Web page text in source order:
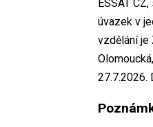
ESSAT
úvazek v
vzdělání je
27.7.2026.